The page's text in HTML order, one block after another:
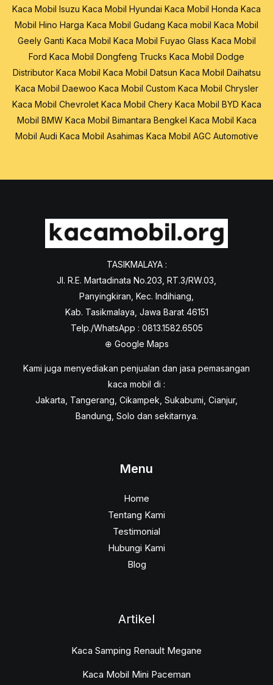
Kaca Mobil Isuzu Kaca Mobil Hyundai Kaca Mobil Honda Kaca
Mobil Hino Harga Kaca Mobil Gudang Kaca mobil Kaca Mobil
Geely Ganti Kaca Mobil Kaca Mobil Fuyao Glass Kaca Mobil
Ford Kaca Mobil Dongfeng Trucks Kaca Mobil Dodge
Distributor Kaca Mobil Kaca Mobil Datsun Kaca Mobil Daihatsu
Kaca Mobil Daewoo Kaca Mobil Custom Kaca Mobil Chrysler
Kaca Mobil Chevrolet Kaca Mobil Chery Kaca Mobil BYD Kaca
Mobil BMW Kaca Mobil Bimantara Bengkel Kaca Mobil Kaca
Mobil Audi Kaca Mobil Asahimas Kaca Mobil AGC Automotive
TASIKMALAYA :
Jl. R.E. Martadinata No.203, RT.3/RW.03,
Panyingkiran, Kec. Indihiang,
Kab. Tasikmalaya, Jawa Barat 46151
Telp./WhatsApp : 0813.1582.6505
⊕ Google Maps
Kami juga menyediakan penjualan dan jasa pemasangan
kaca mobil di :
Jakarta, Tangerang, Cikampek, Sukabumi, Cianjur,
Bandung, Solo dan sekitarnya.
Menu
Home
Tentang Kami
Testimonial
Hubungi Kami
Blog
Artikel
Kaca Samping Renault Megane
Kaca Mobil Mini Paceman